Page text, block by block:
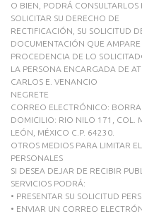
O BIEN, PODRÁ
SOLICITAR SU DERECHO DE
RECTIFICACIÓN, SU SOLICITUD
DOCUMENTACIÓN QUE AMPARE
PROCEDENCIA DE LO
LA PERSONA ENCARGADA DE
CARLOS E. VENANCIO
NEGRETE
CORREO ELECTRÓNICO:
DOMICILIO: RIO NILO 171, COL.
LEÓN, MÉXICO C.P. 64230.
OTROS MEDIOS PARA LIMITAR
PERSONALES
SI DESEA DEJAR DE RECIBIR
SERVICIOS PODRÁ:
• PRESENTAR SU SOLICITUD
• ENVIAR UN CORREO